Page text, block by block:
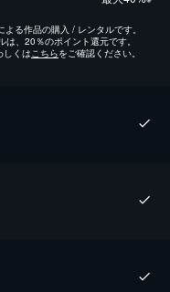
る作品の購入 / レンタルです。
、20％のポイント還元です。
しくはこちらをご確認ください。